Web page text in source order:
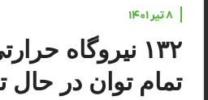
۸ تیر ۱۴۰۱
۱۳۲ نیروگاه
تمام توان در حال